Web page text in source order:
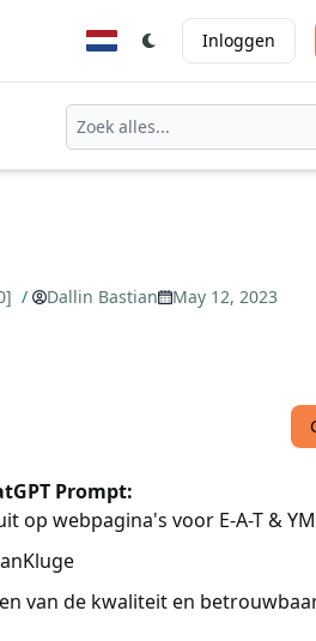
Inloggen
/ Dallin Bastian
May 12, 2023
Prompt:
op webpagina's voor E-A-T &
van de kwaliteit en